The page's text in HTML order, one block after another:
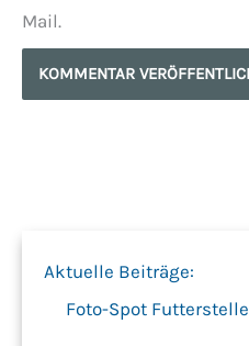
Mail.
Aktuelle Beiträge:
Foto-Spot Futterstelle